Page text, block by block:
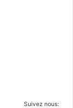
Suivez nous: